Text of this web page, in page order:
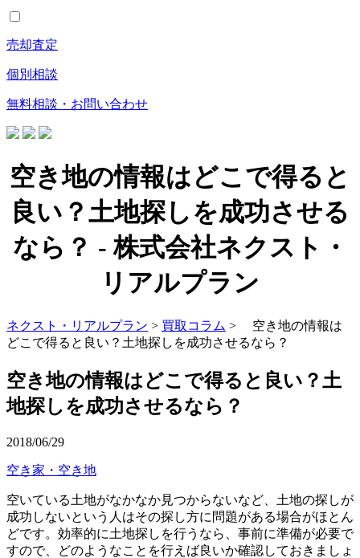
売却査定
個別相談
無料相談・お問い合わせ
空き地の情報はどこで得ると
良い？土地探しを成功させる
なら？ - 株式会社ネクスト・
リアルプラン
ネクスト・リアルプラン > 買取コラム > 空き地の情報は
どこで得ると良い？土地探しを成功させるなら？
空き地の情報はどこで得ると良い？土
地探しを成功させるなら？
2018/06/29
空き家・空き地
空いている土地がなかなか見つからないなど、土地の探しが
成功しないという人はその探し方に問題がある場合がほとん
どです。効率的に土地探しを行うなら、事前に準備が必要で
すので、どのようなことを行えば良いか確認しておきましょ